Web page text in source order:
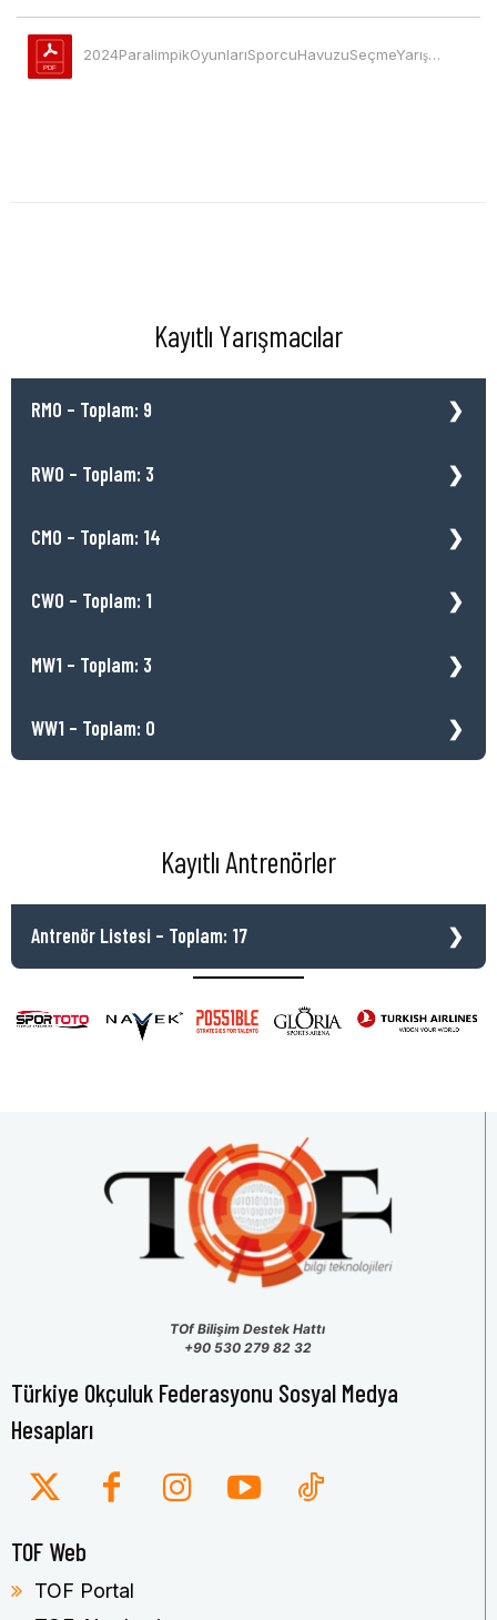
2024ParalimpikOyunlarıSporcuHavuzuSeçmeYarışmasıReglaman
Kayıtlı Yarışmacılar
RMO – Toplam: 9
RWO – Toplam: 3
CMO – Toplam: 14
CWO – Toplam: 1
MW1 – Toplam: 3
WW1 – Toplam: 0
Kayıtlı Antrenörler
Antrenör Listesi – Toplam: 17
TOf Bilişim Destek Hattı
+90 530 279 82 32
Türkiye Okçuluk Federasyonu Sosyal Medya
Hesapları
TOF Web
TOF Portal